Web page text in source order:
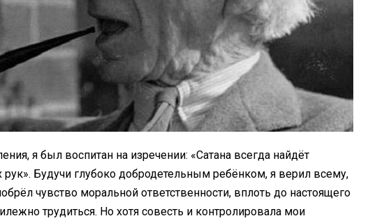
я был воспитан на изречении: «Сатана всегда найдёт
Будучи глубоко добродетельным ребёнком, я верил всему,
чувство моральной ответственности, вплоть до настоящего
трудиться. Но хотя совесть и контролировала мои